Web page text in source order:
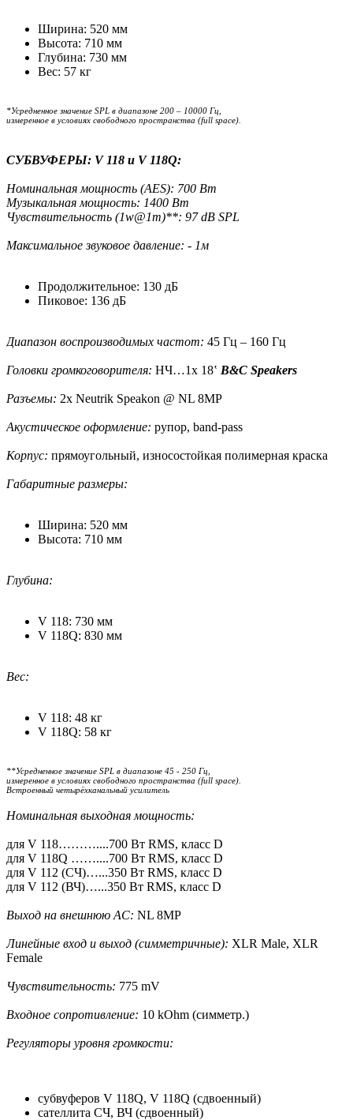
Ширина: 520 мм
Высота: 710 мм
Глубина: 730 мм
Вес: 57 кг
*Усредненное значение SPL в диапазоне 200 – 10000 Гц,
измеренное в условиях свободного пространства (full space).
СУБВУФЕРЫ: V 118 и V 118Q:
Номинальная мощность (AES): 700 Вт
Музыкальная мощность: 1400 Вт
Чувствительность (1w@1m)**: 97 dB SPL
Максимальное звуковое давление: - 1м
Продолжительное: 130 дБ
Пиковое: 136 дБ
Диапазон воспроизводимых частот: 45 Гц – 160 Гц
Головки громкоговорителя: НЧ…1x 18‛ B&C Speakers
Разъемы: 2x Neutrik Speakon @ NL 8MP
Акустическое оформление: рупор, band-pass
Корпус: прямоугольный, износостойкая полимерная краска
Габаритные размеры:
Ширина: 520 мм
Высота: 710 мм
Глубина:
V 118: 730 мм
V 118Q: 830 мм
Вес:
V 118: 48 кг
V 118Q: 58 кг
**Усредненное значение SPL в диапазоне 45 - 250 Гц,
измеренное в условиях свободного пространства (full space).
Встроенный четырёхканальный усилитель
Номинальная выходная мощность:
для V 118………....700 Вт RMS, класс D
для V 118Q ……....700 Вт RMS, класс D
для V 112 (СЧ)…...350 Вт RMS, класс D
для V 112 (ВЧ)…...350 Вт RMS, класс D
Выход на внешнюю АС: NL 8MP
Линейные вход и выход (симметричные): XLR Male, XLR
Female
Чувствительность: 775 mV
Входное сопротивление: 10 kOhm (симметр.)
Регуляторы уровня громкости:
субвуферов V 118Q, V 118Q (сдвоенный)
сателлита СЧ, ВЧ (сдвоенный)